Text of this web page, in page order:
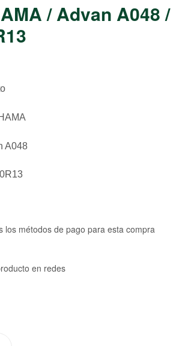
/ Advan A048 /
A048
los métodos de pago para esta compra
en redes